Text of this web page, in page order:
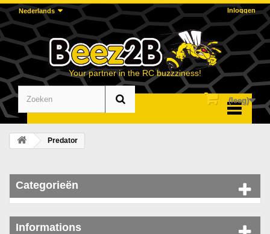
Inloggen
Nederlands
Your partner in the RC buzzziness!
(leeg)
Predator
Categorieën
Informations